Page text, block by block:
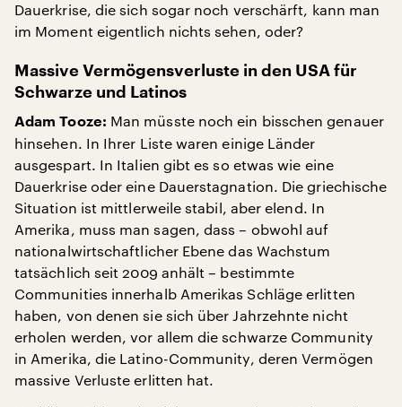
Dauerkrise, die sich sogar noch verschärft, kann man
im Moment eigentlich nichts sehen, oder?
Massive Vermögensverluste in den USA für
Schwarze und Latinos
Adam Tooze: Man müsste noch ein bisschen genauer
hinsehen. In Ihrer Liste waren einige Länder
ausgespart. In Italien gibt es so etwas wie eine
Dauerkrise oder eine Dauerstagnation. Die griechische
Situation ist mittlerweile stabil, aber elend. In
Amerika, muss man sagen, dass – obwohl auf
nationalwirtschaftlicher Ebene das Wachstum
tatsächlich seit 2009 anhält – bestimmte
Communities innerhalb Amerikas Schläge erlitten
haben, von denen sie sich über Jahrzehnte nicht
erholen werden, vor allem die schwarze Community
in Amerika, die Latino-Community, deren Vermögen
massive Verluste erlitten hat.